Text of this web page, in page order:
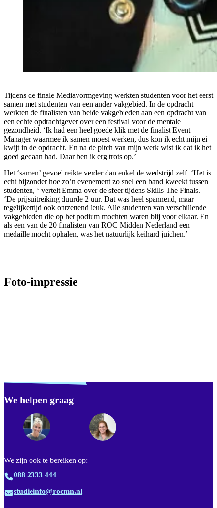
Tijdens de finale Mediavormgeving werkten studenten voor het eerst
samen met studenten van een ander vakgebied. In de opdracht
werkten de finalisten van beide vakgebieden aan een opdracht van
een echte opdrachtgever over een festival voor de mentale
gezondheid. ‘Ik had een heel goede klik met de finalist Event
Manager waarmee ik samen moest werken, dus kon ik echt mijn ei
kwijt in de opdracht. En na de pitch van mijn werk wist ik dat ik het
goed gedaan had. Daar ben ik erg trots op.’
Het ‘samen’ gevoel reikte verder dan enkel de wedstrijd zelf. ‘Het is
echt bijzonder hoe zo’n evenement zo snel een band kweekt tussen
studenten, ‘ vertelt Emma over de sfeer tijdens Skills The Finals.
‘De prijsuitreiking duurde 2 uur. Dat was heel spannend, maar
tegelijkertijd ook ontzettend leuk. Alle studenten van verschillende
vakgebieden die op het podium mochten waren blij voor elkaar. En
als een van de 20 finalisten van ROC Midden Nederland een
medaille mocht ophalen, was het natuurlijk keihard juichen.’
Foto-impressie
We helpen graag
We zijn ook te bereiken op:
088 2333 444
studieinfo@rocmn.nl
Footer